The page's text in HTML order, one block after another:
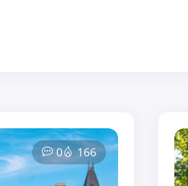
0 166